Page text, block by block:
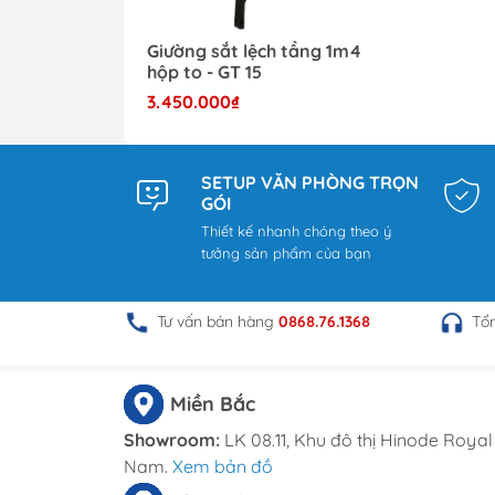
Giường sắt lệch tầng 1m4
hộp to - GT 15
3.450.000₫
SETUP VĂN PHÒNG TRỌN
GÓI
Thiết kế nhanh chóng theo ý
tưởng sản phẩm của bạn
Tư vấn bán hàng 0868.76.1368
Miền Bắc
Showroom: LK 08.11, Khu đô thị Hinode
Nam. Xem bản đồ